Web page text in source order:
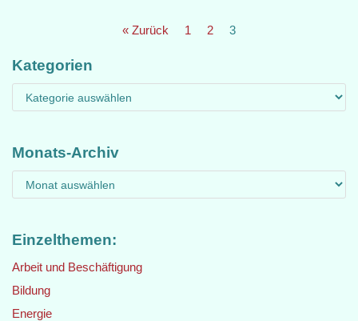
« Zurück 1 2 3
Kategorien
Monats-Archiv
Einzelthemen:
Arbeit und Beschäftigung
Bildung
Energie